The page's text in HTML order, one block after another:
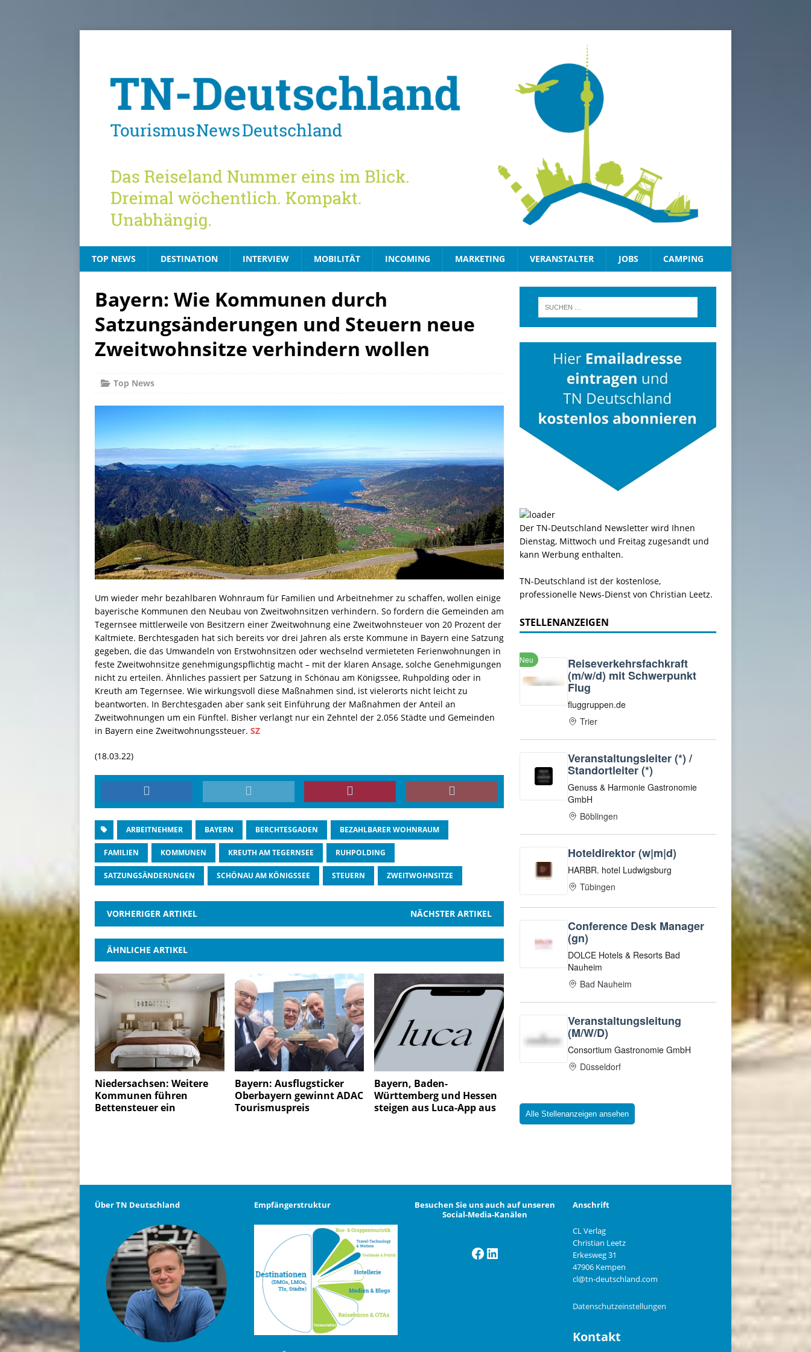
TOP NEWS DESTINATION INTERVIEW MOBILITÄT INCOMING MARKETING VERANSTALTER JOBS CAMPING
Bayern: Wie Kommunen durch
Satzungsänderungen und Steuern neue
Zweitwohnsitze verhindern wollen
Top News
Um wieder mehr bezahlbaren Wohnraum für Familien und Arbeitnehmer zu schaffen, wollen einige
bayerische Kommunen den Neubau von Zweitwohnsitzen verhindern. So fordern die Gemeinden am
Tegernsee mittlerweile von Besitzern einer Zweitwohnung eine Zweitwohnsteuer von 20 Prozent der
Kaltmiete. Berchtesgaden hat sich bereits vor drei Jahren als erste Kommune in Bayern eine Satzung
gegeben, die das Umwandeln von Erstwohnsitzen oder wechselnd vermieteten Ferienwohnungen in
feste Zweitwohnsitze genehmigungspflichtig macht – mit der klaren Ansage, solche Genehmigungen
nicht zu erteilen. Ähnliches passiert per Satzung in Schönau am Königssee, Ruhpolding oder in
Kreuth am Tegernsee. Wie wirkungsvoll diese Maßnahmen sind, ist vielerorts nicht leicht zu
beantworten. In Berchtesgaden aber sank seit Einführung der Maßnahmen der Anteil an
Zweitwohnungen um ein Fünftel. Bisher verlangt nur ein Zehntel der 2.056 Städte und Gemeinden
in Bayern eine Zweitwohnungssteuer. SZ
(18.03.22)
ARBEITNEHMER BAYERN BERCHTESGADEN BEZAHLBARER WOHNRAUM
FAMILIEN KOMMUNEN KREUTH AM TEGERNSEE RUHPOLDING
SATZUNGSÄNDERUNGEN SCHÖNAU AM KÖNIGSSEE STEUERN ZWEITWOHNSITZE
VORHERIGER ARTIKEL NÄCHSTER ARTIKEL
ÄHNLICHE ARTIKEL
Niedersachsen: Weitere
Kommunen führen
Bettensteuer ein
Bayern: Ausflugsticker
Oberbayern gewinnt ADAC
Tourismuspreis
Bayern, Baden-
Württemberg und Hessen
steigen aus Luca-App aus
Der TN-Deutschland Newsletter wird Ihnen
Dienstag, Mittwoch und Freitag zugesandt und
kann Werbung enthalten.
TN-Deutschland ist der kostenlose,
professionelle News-Dienst von Christian Leetz.
STELLENANZEIGEN
Alle Stellenanzeigen ansehen
Über TN Deutschland Empfängerstruktur
Besuchen Sie uns auch auf unseren
Social-Media-Kanälen
Facebook
LinkedIn
Anschrift
CL Verlag
Christian Leetz
Erkesweg 31
47906 Kempen
cl@tn-deutschland.com
Datenschutzeinstellungen
Kontakt